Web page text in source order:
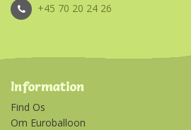
+45 70 20 24 26
Information
Find Os
Om Euroballoon